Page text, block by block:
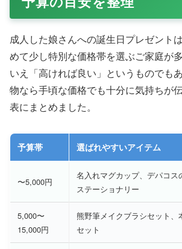
成人した娘さんへの誕生日プレゼント
めて少し特別な価格帯を選ぶご家庭が
いえ「高ければ良い」というものでも
物なら手頃な価格でも十分に気持ちが
表にまとめました。
予算帯 選ばれやすいアイテム
〜5,000円
名入れマグカップ、デパコス
ステーショナリー
5,000〜
15,000円
熊野筆メイクブラシセット、
セット